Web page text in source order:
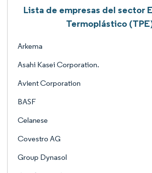
Lista de empresas del sector
Termoplástico
Arkema
Asahi Kasei Corporation.
Avient Corporation
BASF
Celanese
Covestro AG
Group Dynasol